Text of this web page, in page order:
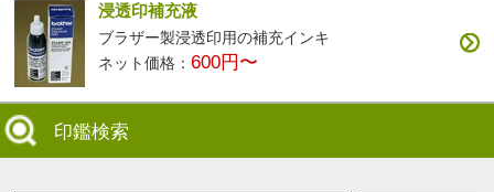
浸透印補充液
ブラザー製浸透印用の補充インキ
ネット価格：600円〜
印鑑検索